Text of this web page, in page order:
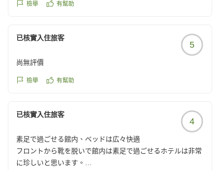
檢舉 有幫助
已核實入住旅客
5
尚無評價
檢舉 有幫助
已核實入住旅客
4
素足で過ごせる館内、ベッドは広々快適
フロントから靴を脱いで館内は素足で過ごせるホテルは非常
に珍しいと思います。